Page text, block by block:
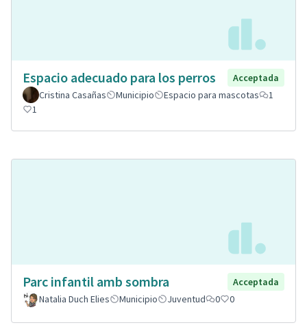
Espacio adecuado para los perros
Acceptada
Cristina Casañas
Municipio Espacio para mascotas
1
1
Parc infantil amb sombra
Acceptada
Natalia Duch Elies
Municipio Juventud 0 0